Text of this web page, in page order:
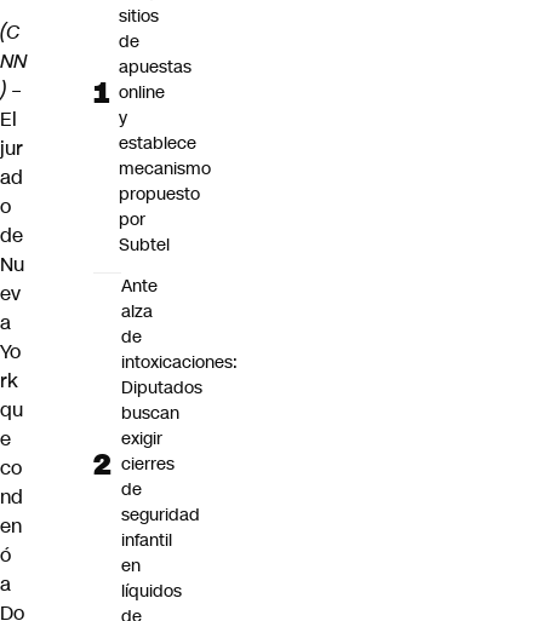
(C
NN
) –
El
jur
ad
o
de
Nu
ev
a
Yo
rk
qu
e
co
nd
en
ó
a
Do
sitios
de
apuestas
online
y
establece
mecanismo
propuesto
por
Subtel
Ante
alza
de
intoxicaciones:
Diputados
buscan
exigir
cierres
de
seguridad
infantil
en
líquidos
de